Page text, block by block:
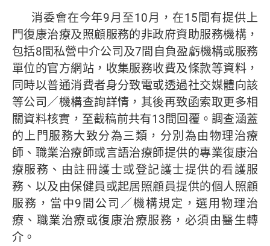
消委會在今年9月至10月，在15間有提供上
門復康治療及照顧服務的非政府資助服務機構，
包括8間私營中介公司及7間自負盈虧機構或服務
單位的官方網站，收集服務收費及條款等資料，
同時以普通消費者身分致電或透過社交媒體向該
等公司／機構查詢詳情，其後再致函索取更多相
關資料核實，至截稿前共有13間回覆。調查涵蓋
的上門服務大致分為三類，分別為由物理治療
師、職業治療師或言語治療師提供的專業復康治
療服務、由註冊護士或登記護士提供的看護服
務、以及由保健員或起居照顧員提供的個人照顧
服務，當中9間公司／機構規定，選用物理治
療、職業治療或復康治療服務，必須由醫生轉
介。